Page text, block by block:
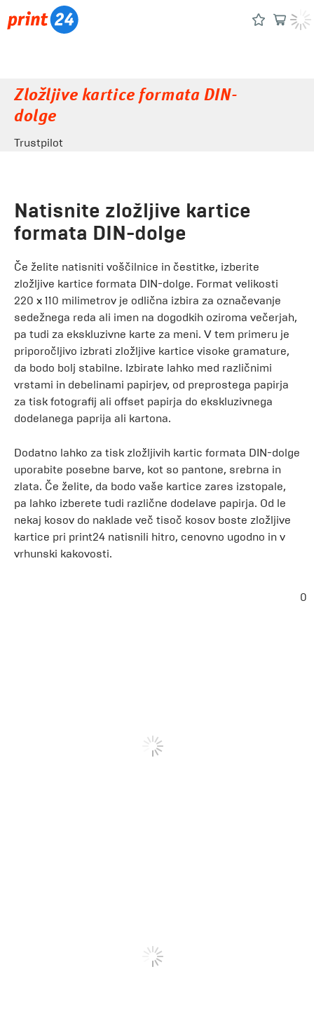
Zložljive kartice formata DIN-
dolge
Trustpilot
Natisnite zložljive kartice
formata DIN-dolge
Če želite natisniti voščilnice in čestitke, izberite
zložljive kartice formata DIN-dolge. Format velikosti
220 x 110 milimetrov je odlična izbira za označevanje
sedežnega reda ali imen na dogodkih oziroma večerjah,
pa tudi za ekskluzivne karte za meni. V tem primeru je
priporočljivo izbrati zložljive kartice visoke gramature,
da bodo bolj stabilne. Izbirate lahko med različnimi
vrstami in debelinami papirjev, od preprostega papirja
za tisk fotografij ali offset papirja do ekskluzivnega
dodelanega paprija ali kartona.
Dodatno lahko za tisk zložljivih kartic formata DIN-dolge
uporabite posebne barve, kot so pantone, srebrna in
zlata. Če želite, da bodo vaše kartice zares izstopale,
pa lahko izberete tudi različne dodelave papirja. Od le
nekaj kosov do naklade več tisoč kosov boste zložljive
kartice pri print24 natisnili hitro, cenovno ugodno in v
vrhunski kakovosti.
0